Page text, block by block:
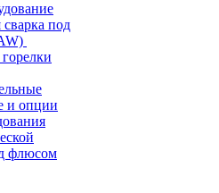
под
и опции
флюсом